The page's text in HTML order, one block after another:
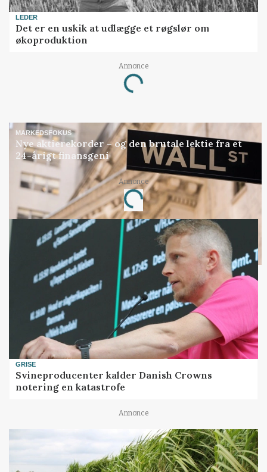
LEDER
Det er en uskik at udlægge et røgslør om
økoproduktion
Annonce
Loading...
MARKEDSFOKUS
Nye aktierekorder – og den brutale lektie fra et
24-årigt finansgeni
Annonce
Loading...
GRISE
Svineproducenter kalder Danish Crowns
notering en katastrofe
Annonce